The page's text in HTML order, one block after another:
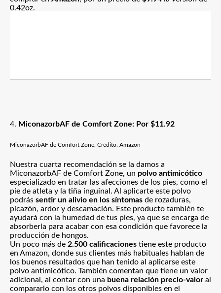
0.42oz.
MiconazorbAF de Comfort Zone: Por $11.92
MiconazorbAF de Comfort Zone. Crédito: Amazon
Nuestra cuarta recomendación se la damos a
MiconazorbAF de Comfort Zone, un polvo antimicótico
especializado en tratar las afecciones de los pies, como el
pie de atleta y la tiña inguinal. Al aplicarte este polvo
podrás sentir un alivio en los síntomas de rozaduras,
picazón, ardor y descamación. Este producto también te
ayudará con la humedad de tus pies, ya que se encarga de
absorberla para acabar con esa condición que favorece la
producción de hongos.
Un poco más de 2.500 calificaciones tiene este producto
en Amazon, donde sus clientes más habituales hablan de
los buenos resultados que han tenido al aplicarse este
polvo antimicótico. También comentan que tiene un valor
adicional, al contar con una buena relación precio-valor al
compararlo con los otros polvos disponibles en el